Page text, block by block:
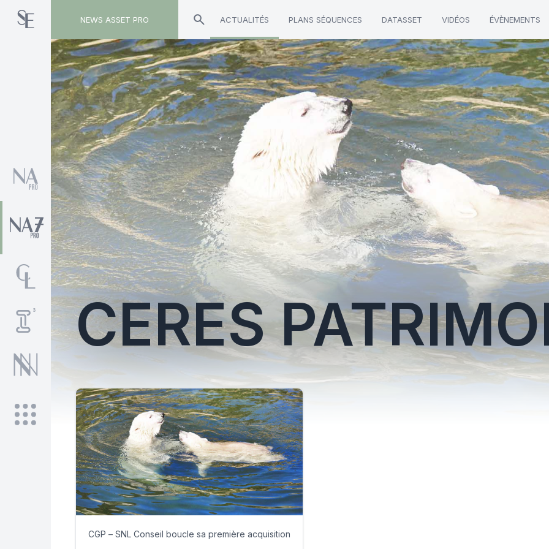
NEWS ASSET PRO ACTUALITÉS PLANS SÉQUENCES DATASSET VIDÉOS ÉVÈNEMENTS
Toute l'actualité sur le tag "Ceres Patrimoine"
CERES
CGP – SNL Conseil boucle sa première acquisition